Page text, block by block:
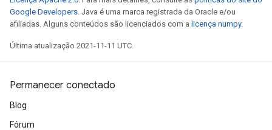
Google Developers. Java é uma marca registrada da Oracle e/ou
afiliadas. Alguns conteúdos são licenciados com a licença numpy.
Última atualização 2021-11-11 UTC.
Permanecer conectado
Blog
Fórum